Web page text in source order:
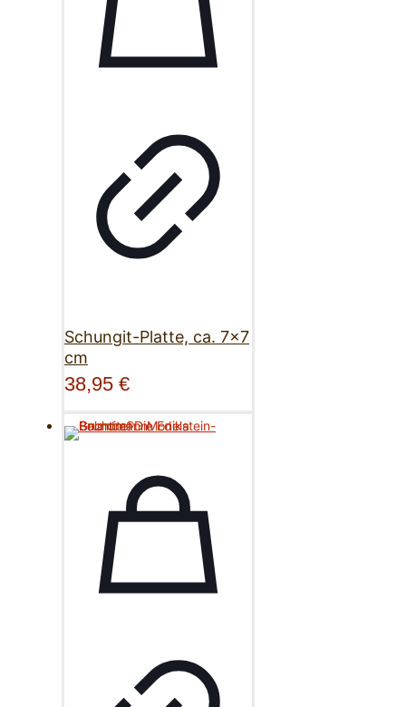
Schungit-Platte, ca. 7×7
cm
38,95 €